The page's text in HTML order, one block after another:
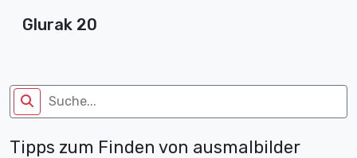
Glurak 20
Tipps zum Finden von ausmalbilder